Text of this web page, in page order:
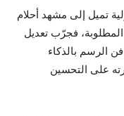
تميل إلى مشهد أحلام
المطلوبة، فجرّب تعديل
الرسم بالذكاء
على التحسين